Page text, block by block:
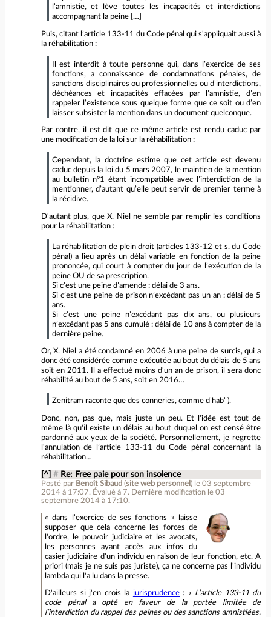
l’amnistie, et lève toutes les incapacités et interdictions
accompagnant la peine […]
Puis, citant l’article 133-11 du Code pénal qui s'appliquait aussi à
la réhabilitation :
Il est interdit à toute personne qui, dans l’exercice de ses
fonctions, a connaissance de condamnations pénales, de
sanctions disciplinaires ou professionnelles ou d’interdictions,
déchéances et incapacités effacées par l’amnistie, d’en
rappeler l’existence sous quelque forme que ce soit ou d’en
laisser subsister la mention dans un document quelconque.
Par contre, il est dit que ce même article est rendu caduc par
une modification de la loi sur la réhabilitation :
Cependant, la doctrine estime que cet article est devenu
caduc depuis la loi du 5 mars 2007, le maintien de la mention
au bulletin n°1 étant incompatible avec l’interdiction de la
mentionner, d’autant qu’elle peut servir de premier terme à
la récidive.
D'autant plus, que X. Niel ne semble par remplir les conditions
pour la réhabilitation :
La réhabilitation de plein droit (articles 133-12 et s. du Code
pénal) a lieu après un délai variable en fonction de la peine
prononcée, qui court à compter du jour de l’exécution de la
peine OU de sa prescription.
Si c’est une peine d’amende : délai de 3 ans.
Si c’est une peine de prison n’excédant pas un an : délai de 5
ans.
Si c’est une peine n’excédant pas dix ans, ou plusieurs
n’excédant pas 5 ans cumulé : délai de 10 ans à compter de la
dernière peine.
Or, X. Niel a été condamné en 2006 à une peine de surcis, qui a
donc été considérée comme exécutée au bout du délais de 5 ans
soit en 2011. Il a effectué moins d'un an de prison, il sera donc
réhabilité au bout de 5 ans, soit en 2016…
Zenitram raconte que des conneries, comme d’hab’ ).
Donc, non, pas que, mais juste un peu. Et l'idée est tout de
même là qu'il existe un délais au bout duquel on est censé être
pardonné aux yeux de la société. Personnellement, je regrette
l'annulation de l’article 133-11 du Code pénal concernant la
réhabilitation…
[^] # Re: Free paie pour son insolence
Posté par Benoît Sibaud (site web personnel ) le 03 septembre
2014 à 17:07. Évalué à7. Dernière modification le 03
septembre 2014 à 17:10.
« dans l’exercice de ses fonctions » laisse
supposer que cela concerne les forces de
l'ordre, le pouvoir judiciaire et les avocats,
les personnes ayant accès aux infos du
casier judiciaire d'un individu en raison de leur fonction, etc. A
priori (mais je ne suis pas juriste), ça ne concerne pas l'individu
lambda qui l'a lu dans la presse.
D'ailleurs si j'en crois la jurisprudence: « L’article 133-11 du
code pénal a opté en faveur de la portée limitée de
l’interdiction du rappel des peines ou des sanctions amnistiées.